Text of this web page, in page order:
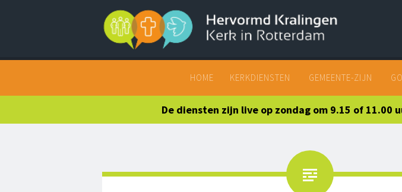
HOME KERKDIENSTEN GEMEENTE-ZIJN
De diensten zijn live op zondag om 9.15 of 11.00